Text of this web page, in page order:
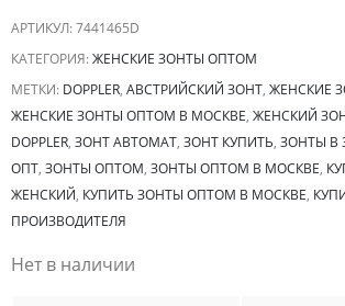
АРТИКУЛ:7441465D
КАТЕГОРИЯ:ЖЕНСКИЕ ЗОНТЫ ОПТОМ
МЕТКИ: DOPPLER, АВСТРИЙСКИЙ ЗОНТ, ЖЕНСКИЕ
ЖЕНСКИЕ ЗОНТЫ ОПТОМ В МОСКВЕ, ЖЕНСКИЙ
DOPPLER, ЗОНТ АВТОМАТ, ЗОНТ КУПИТЬ, ЗОНТЫ В
ОПТ, ЗОНТЫ ОПТОМ, ЗОНТЫ ОПТОМ В МОСКВЕ,
ЖЕНСКИЙ, КУПИТЬ ЗОНТЫ ОПТОМ В МОСКВЕ,
ПРОИЗВОДИТЕЛЯ
Нет в наличии